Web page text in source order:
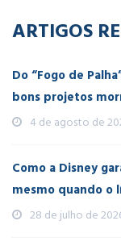
ARTIGOS
Do “Fogo de
bons projetos
4 de agosto de
Como a Disney
mesmo quando o
28 de julho de